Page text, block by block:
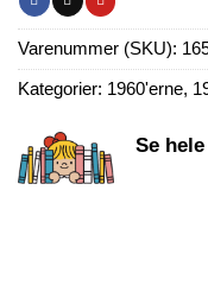
Varenummer (SKU):
Kategorier: 1960'erne,
Se